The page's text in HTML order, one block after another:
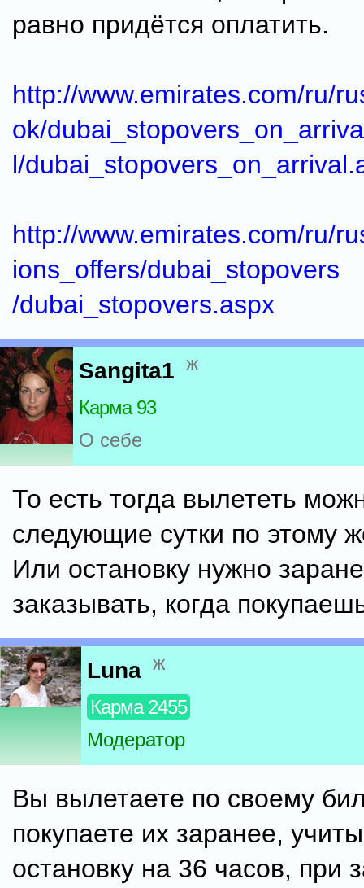
равно придётся оплатить.
http://www.emirates.com/ru/
ok/dubai_stopovers_on_arriva
l/
http://www.emirates.com/ru/
ions_offers/dubai_stopovers
/dubai_stopovers.aspx
Sangita1 ж
Карма 93
О себе
То есть тогда вылететь
следующие сутки по этому
Или остановку нужно
заказывать, когда
Luna ж
Карма 2455
Модератор
Вы вылетаете по своему
покупаете их заранее,
остановку на 36 часов, при